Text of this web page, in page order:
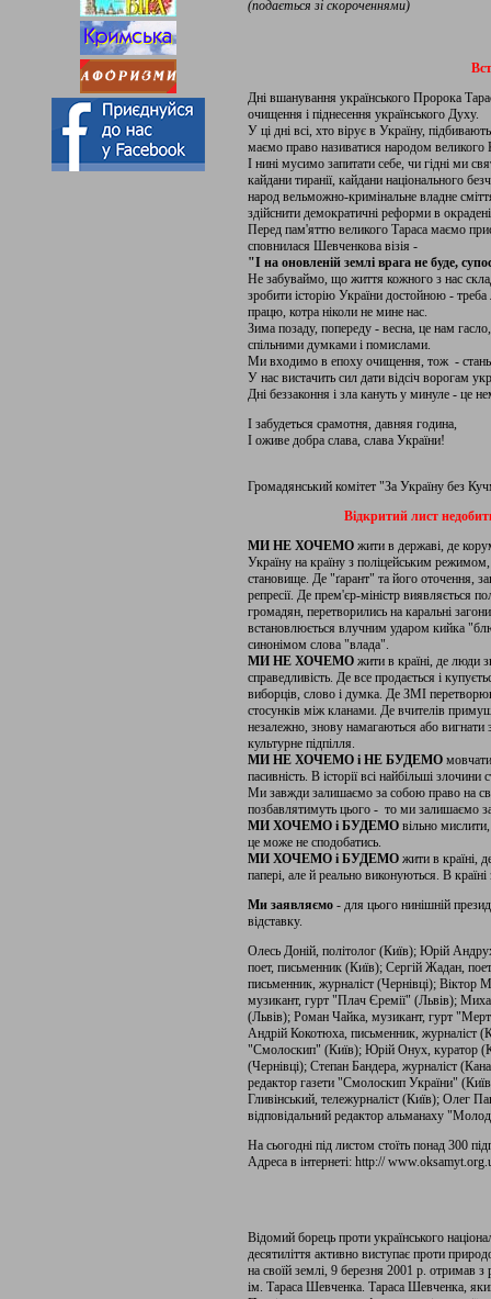
(подається зі скороченнями)
Дні вшанування українського Пророка
очищення і піднесення українського Духу.
У ці дні всі, хто вірує в Україну,
маємо право називатися народом великого
І нині мусимо запитати себе, чи гідні ми
кайдани тиранії, кайдани національного
народ вельможно-кримінальне владне
здійснити демократичні реформи в
Перед пам'яттю великого Тараса маємо
сповнилася Шевченкова візія -
"І на оновленій землі врага не буде,
Не забуваймо, що життя кожного з нас
зробити історію України достойною -
працю, котра ніколи не мине нас.
Зима позаду, попереду - весна, це нам
спільними думками і помислами.
Ми входимо в епоху очищення, тож -
У нас вистачить сил дати відсіч ворогам
Дні беззаконня і зла кануть у минуле - це
І забудеться срамотня, давняя година,
І оживе добра слава, слава України!
Громадянський комітет "За Україну без
Відкритий лист
МИ НЕ ХОЧЕМО жити в державі, де
Україну на країну з поліцейським
становище. Де "ґарант" та його оточення,
репресії. Де прем'єр-міністр виявляється
громадян, перетворились на каральні
встановлюється влучним ударом кийка
синонімом слова "влада".
МИ НЕ ХОЧЕМО жити в країні, де люди
справедливість. Де все продається і
виборців, слово і думка. Де ЗМІ
стосунків між кланами. Де вчителів
незалежно, знову намагаються або вигнати
культурне підпілля.
МИ НЕ ХОЧЕМО і НЕ БУДЕМО
пасивність. В історії всі найбільші
Ми завжди залишаємо за собою право на
позбавлятимуть цього - то ми залишаємо
МИ ХОЧЕМО і БУДЕМО вільно
це може не сподобатись.
МИ ХОЧЕМО і БУДЕМО жити в країні,
папері, але й реально виконуються. В
Ми заявляємо - для цього нинішній
відставку.
Олесь Доній, політолог (Київ); Юрій
поет, письменник (Київ); Сергій Жадан,
письменник, журналіст (Чернівці);
музикант, гурт "Плач Єремії" (Львів);
(Львів); Роман Чайка, музикант, гурт
Андрій Кокотюха, письменник, журналіст
"Смолоскип" (Київ); Юрій Онух, куратор
(Чернівці); Степан Бандера, журналіст
редактор газети "Смолоскип України"
Гливінський, тележурналіст (Київ); Олег
відповідальний редактор альманаху
На сьогодні під листом стоїть понад 300
Адреса в інтернеті: http://
Відомий борець проти українського
десятиліття активно виступає проти
на своїй землі, 9 березня 2001 р. отримав
ім. Тараса Шевченка. Тараса Шевченка,